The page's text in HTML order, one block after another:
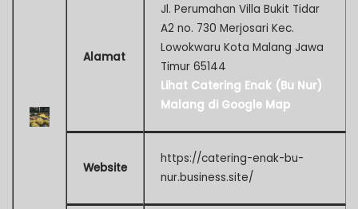
Alamat
Jl. Perumahan Villa Bukit Tidar
A2 no. 730 Merjosari Kec.
Lowokwaru Kota Malang Jawa
Timur 65144
Lihat Catering Enak (Bu Nur)
Malang di Google Map
Website
https://catering-enak-bu-
nur.business.site/